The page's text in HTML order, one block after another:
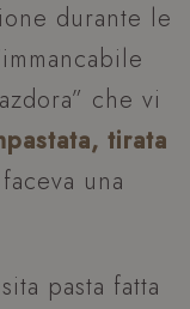
durante le
che vi
tirata
una
pasta fatta